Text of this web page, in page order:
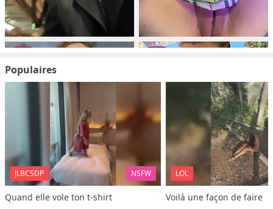
Populaires
JLBCSDP NSFW
Quand elle vole ton t-shirt
LOL
Voilà une façon de faire